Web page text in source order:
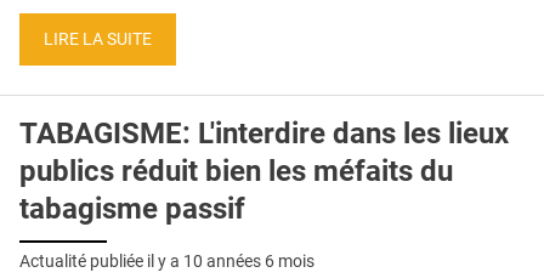
LIRE LA SUITE
TABAGISME: L'interdire dans les lieux
publics réduit bien les méfaits du
tabagisme passif
Actualité publiée il y a 10 années 6 mois